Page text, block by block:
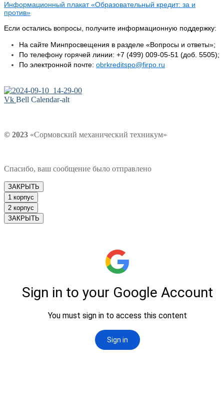
Информационный плакат «Образовательный кредит: за и
против»
Если остались вопросы, получите информационную поддержку:
На сайте Минпросвещения в разделе «Вопросы и ответы»;
По телефону горячей линии: +7 (499) 009-05-51 (доб. 5505);
По электронной почте: obrkreditspo@firpo.ru
Vk Bell Calendar-alt
© 2023 «Сормовский механический техникум»
Спасибо, ваш сообщение было отправлено
ЗАКРЫТЬ
1 корпус
2 корпус
ЗАКРЫТЬ